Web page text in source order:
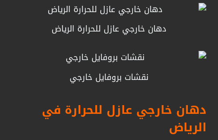
دهان خارجي عازل للحرارة الرياض
نقشات بروفايل خارجي
دهان خارجي عازل للحرارة في
الرياض